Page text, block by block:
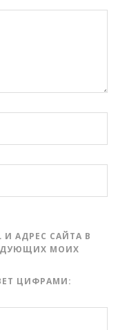
И АДРЕС САЙТА В
МОИХ
ЦИФРАМИ: